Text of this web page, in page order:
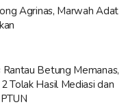
Agrinas, Marwah Adat
Betung Memanas,
Tolak Hasil Mediasi dan